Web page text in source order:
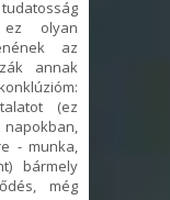
ez olyan
az
annak
(ez
- munka,
bármely
még